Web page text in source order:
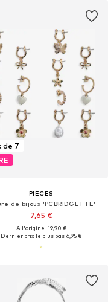
de 7
PIECES
de bijoux 'PCBRIDGETTE'
7,65 €
À l'origine : 19,90 €
Dernier prix le plus bas :6,95 €